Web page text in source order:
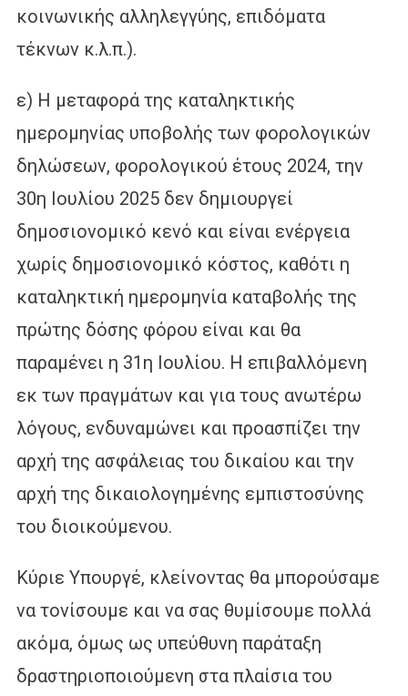
κοινωνικής αλληλεγγύης, επιδόματα
τέκνων κ.λ.π.).
ε) Η μεταφορά της καταληκτικής
ημερομηνίας υποβολής των φορολογικών
δηλώσεων, φορολογικού έτους 2024, την
30η Ιουλίου 2025 δεν δημιουργεί
δημοσιονομικό κενό και είναι ενέργεια
χωρίς δημοσιονομικό κόστος, καθότι η
καταληκτική ημερομηνία καταβολής της
πρώτης δόσης φόρου είναι και θα
παραμένει η 31η Ιουλίου. Η επιβαλλόμενη
εκ των πραγμάτων και για τους ανωτέρω
λόγους, ενδυναμώνει και προασπίζει την
αρχή της ασφάλειας του δικαίου και την
αρχή της δικαιολογημένης εμπιστοσύνης
του διοικούμενου.
Κύριε Υπουργέ, κλείνοντας θα μπορούσαμε
να τονίσουμε και να σας θυμίσουμε πολλά
ακόμα, όμως ως υπεύθυνη παράταξη
δραστηριοποιούμενη στα πλαίσια του